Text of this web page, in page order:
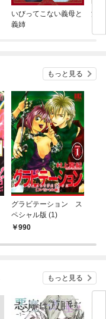
いびってこない義母と
義姉
法
もっと見る
グラビテーション ス
ペシャル版 (1)
990
もっと見る